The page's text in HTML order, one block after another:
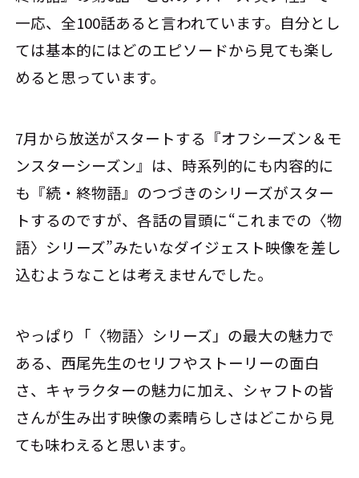
一応、全100話あると言われています。自分とし
ては基本的にはどのエピソードから見ても楽し
めると思っています。
7月から放送がスタートする『オフシーズン＆モ
ンスターシーズン』は、時系列的にも内容的に
も『続・終物語』のつづきのシリーズがスター
トするのですが、各話の冒頭に“これまでの〈物
語〉シリーズ”みたいなダイジェスト映像を差し
込むようなことは考えませんでした。
やっぱり「〈物語〉シリーズ」の最大の魅力で
ある、西尾先生のセリフやストーリーの面白
さ、キャラクターの魅力に加え、シャフトの皆
さんが生み出す映像の素晴らしさはどこから見
ても味わえると思います。